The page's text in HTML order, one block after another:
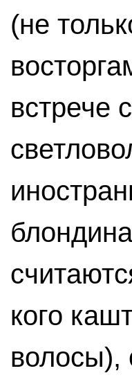
(не
встрече
кого
волосы),